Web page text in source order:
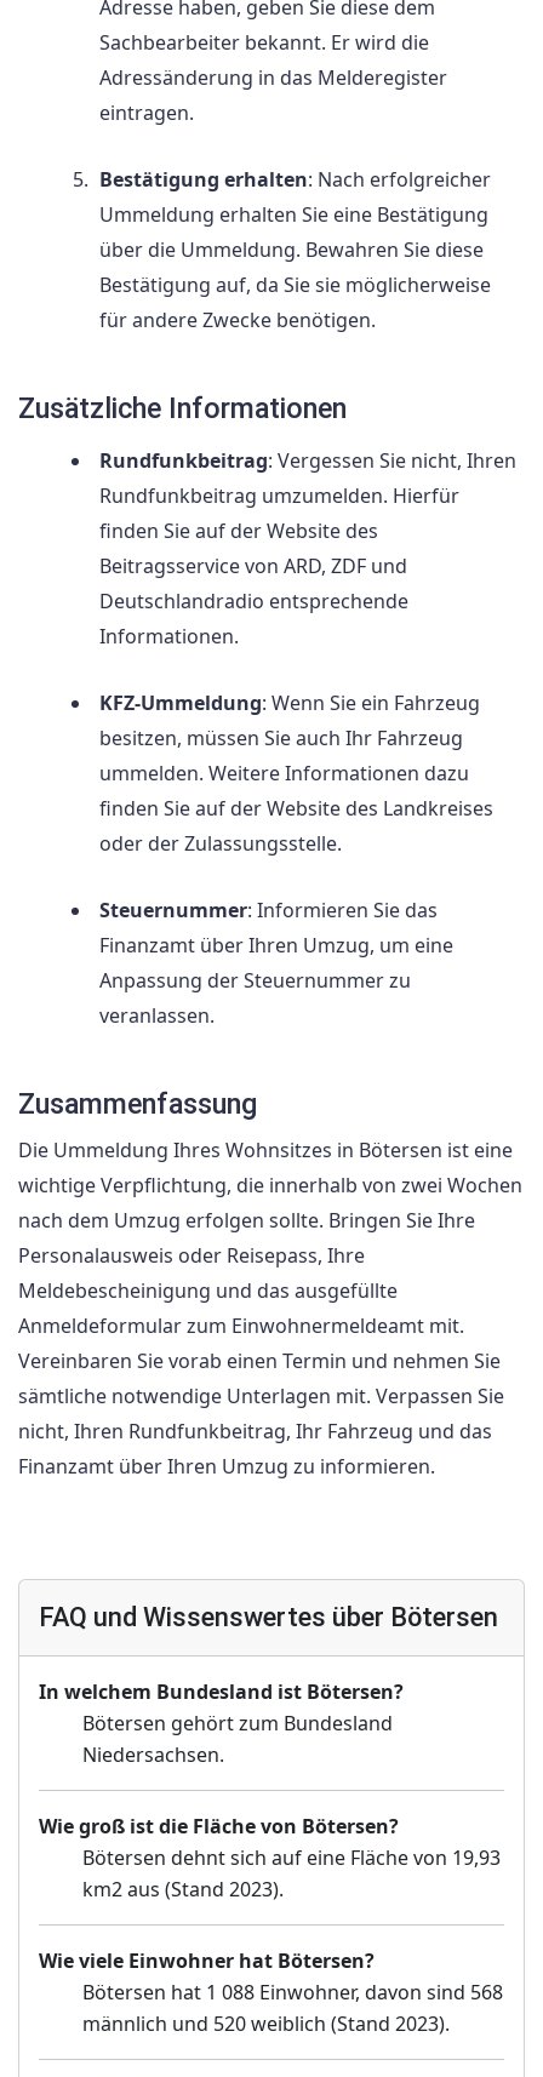
Adresse haben, geben Sie diese dem
Sachbearbeiter bekannt. Er wird die
Adressänderung in das Melderegister
eintragen.
Bestätigung erhalten: Nach erfolgreicher
Ummeldung erhalten Sie eine Bestätigung
über die Ummeldung. Bewahren Sie diese
Bestätigung auf, da Sie sie möglicherweise
für andere Zwecke benötigen.
Zusätzliche Informationen
Rundfunkbeitrag: Vergessen Sie nicht, Ihren
Rundfunkbeitrag umzumelden. Hierfür
finden Sie auf der Website des
Beitragsservice von ARD, ZDF und
Deutschlandradio entsprechende
Informationen.
KFZ-Ummeldung: Wenn Sie ein Fahrzeug
besitzen, müssen Sie auch Ihr Fahrzeug
ummelden. Weitere Informationen dazu
finden Sie auf der Website des Landkreises
oder der Zulassungsstelle.
Steuernummer: Informieren Sie das
Finanzamt über Ihren Umzug, um eine
Anpassung der Steuernummer zu
veranlassen.
Zusammenfassung
Die Ummeldung Ihres Wohnsitzes in Bötersen ist eine
wichtige Verpflichtung, die innerhalb von zwei Wochen
nach dem Umzug erfolgen sollte. Bringen Sie Ihre
Personalausweis oder Reisepass, Ihre
Meldebescheinigung und das ausgefüllte
Anmeldeformular zum Einwohnermeldeamt mit.
Vereinbaren Sie vorab einen Termin und nehmen Sie
sämtliche notwendige Unterlagen mit. Verpassen Sie
nicht, Ihren Rundfunkbeitrag, Ihr Fahrzeug und das
Finanzamt über Ihren Umzug zu informieren.
FAQ und Wissenswertes über Bötersen
In welchem Bundesland ist Bötersen?
Bötersen gehört zum Bundesland
Niedersachsen.
Wie groß ist die Fläche von Bötersen?
Bötersen dehnt sich auf eine Fläche von 19,93
km2 aus (Stand 2023).
Wie viele Einwohner hat Bötersen?
Bötersen hat 1 088 Einwohner, davon sind 568
männlich und 520 weiblich (Stand 2023).